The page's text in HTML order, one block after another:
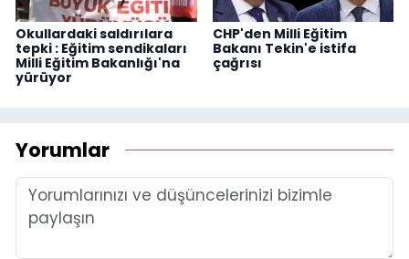
Okullardaki saldırılara
tepki : Eğitim sendikaları
Milli Eğitim Bakanlığı'na
yürüyor
CHP'den Milli Eğitim
Bakanı Tekin'e istifa
çağrısı
Yorumlar